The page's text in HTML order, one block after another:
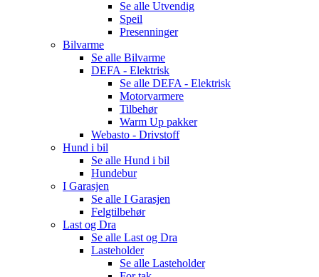
Se alle Utvendig
Speil
Presenninger
Bilvarme
Se alle Bilvarme
DEFA - Elektrisk
Se alle DEFA - Elektrisk
Motorvarmere
Tilbehør
Warm Up pakker
Webasto - Drivstoff
Hund i bil
Se alle Hund i bil
Hundebur
I Garasjen
Se alle I Garasjen
Felgtilbehør
Last og Dra
Se alle Last og Dra
Lasteholder
Se alle Lasteholder